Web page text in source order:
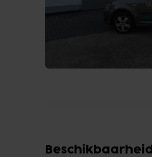
Beschikbaarheid